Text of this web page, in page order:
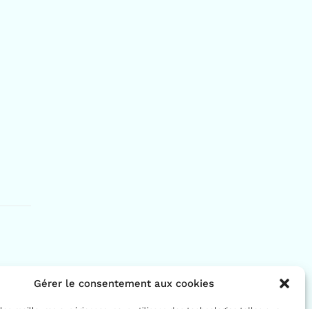
Gérer le consentement aux cookies